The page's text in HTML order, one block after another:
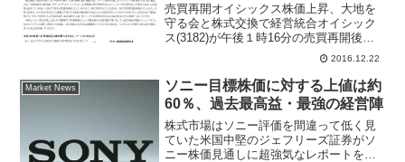
売買再開オイシックス株価上昇、大地を
守る会と株式交換で経営統合オイシック
ス(3182)が午後１時16分の売買再開後に
カイ気配スタートし急伸。午後１時25分
現在、前日比243円（11.5％）高の2360円
まで買われている。同社はきょうの午後
１...
2016.12.22
Market News
ソニー目標株価に対する上値は約
60％、過去最高益・最強の経営陣
株式市場はソニー評価を間違って低く見
ていた米国中堅のジェフリーズ証券がソ
ニー株価見通しに超強気なレポートをリ